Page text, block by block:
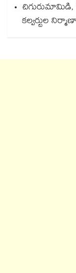
చిగురుమామిడి,
కల్వర్టుల